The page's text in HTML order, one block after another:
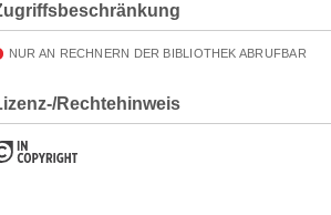
NUR AN RECHNERN DER BIBLIOTHEK ABRUFBAR
Rechtehinweis